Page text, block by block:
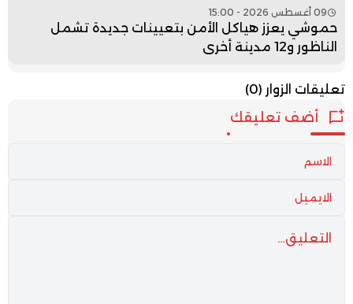
09 أغسطس 2026 - 15:00
حموشي يعزز هياكل الأمن بتعيينات جديدة تشمل
الناظور و12 مدينة أخرى
تعليقات الزوار (0)
أضف تعليقك